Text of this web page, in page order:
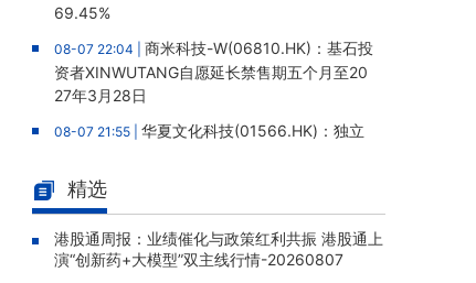
69.45%
08-07 22:04 | 商米科技-W(06810.HK)：基石投
资者XINWUTANG自愿延长禁售期五个月至20
27年3月28日
08-07 21:55 | 华夏文化科技(01566.HK)：独立
股份继续停牌
08-07 21:39 |金力永磁(06680.HK)：终止认购
澳洲上市稀土公司Hastings股权，原拟以0.36
澳元/股认购1,964.7万股
精选
港股通周报：业绩催化与政策红利共振 港股通上
演“创新药+大模型”双主线行情-20260807